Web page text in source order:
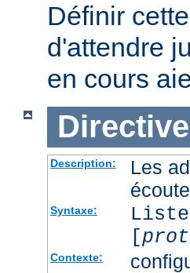
Définir
d'attendre
en cours
Directive
Description:
Les
écoute
Syntaxe:
[
Contexte: